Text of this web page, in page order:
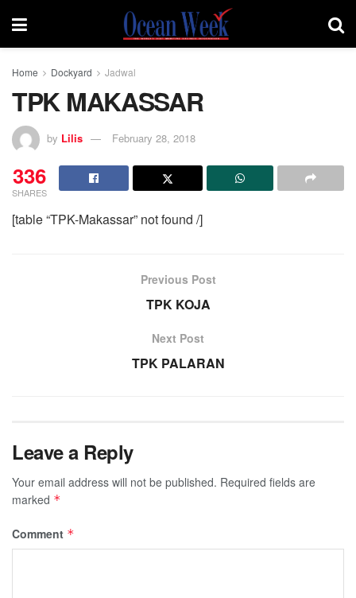
Home Dockyard Jadwal
TPK MAKASSAR
by Lilis February 28, 2018
336
SHARES
[table “TPK-Makassar” not found /]
Previous Post
TPK KOJA
Next Post
TPK PALARAN
Leave a Reply
Your email address will not be published. Required fields are
marked *
Comment *